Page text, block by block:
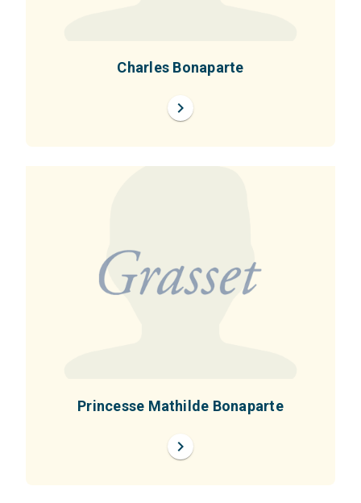
Charles Bonaparte
chevron_right
Princesse Mathilde Bonaparte
chevron_right